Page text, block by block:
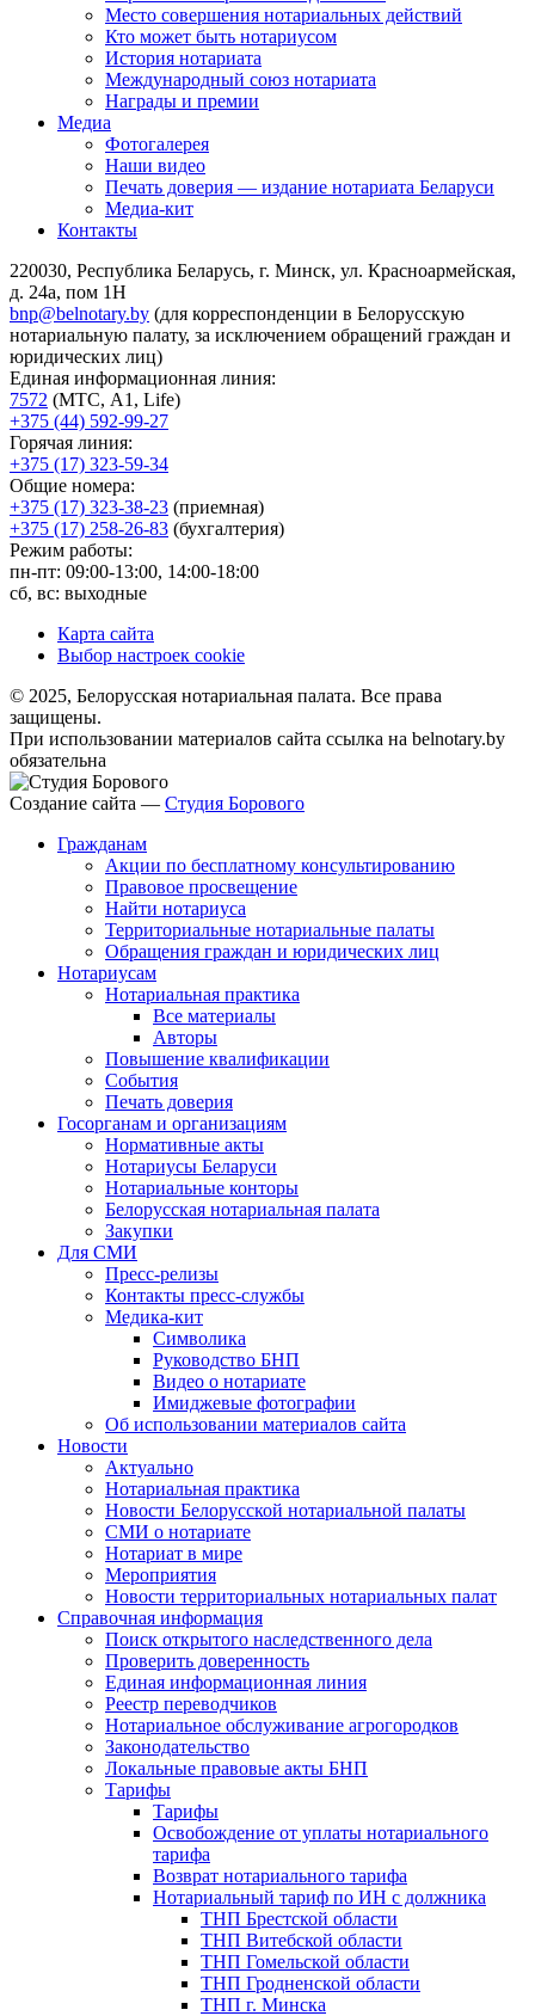
Место совершения нотариальных действий
Кто может быть нотариусом
История нотариата
Международный союз нотариата
Награды и премии
Медиа
Фотогалерея
Наши видео
Печать доверия — издание нотариата Беларуси
Медиа-кит
Контакты
220030, Республика Беларусь, г. Минск, ул. Красноармейская,
д. 24а, пом 1Н
bnp@belnotary.by (для корреспонденции в Белорусскую
нотариальную палату, за исключением обращений граждан и
юридических лиц)
Единая информационная линия:
7572 (МТС, A1, Life)
+375 (44) 592-99-27
Горячая линия:
+375 (17) 323-59-34
Общие номера:
+375 (17) 323-38-23 (приемная)
+375 (17) 258-26-83 (бухгалтерия)
Режим работы:
пн-пт: 09:00-13:00, 14:00-18:00
сб, вс: выходные
Карта сайта
Выбор настроек cookie
© 2025, Белорусская нотариальная палата. Все права
защищены.
При использовании материалов сайта ссылка на belnotary.by
обязательна
Создание сайта — Студия Борового
Гражданам
Акции по бесплатному консультированию
Правовое просвещение
Найти нотариуса
Территориальные нотариальные палаты
Обращения граждан и юридических лиц
Нотариусам
Нотариальная практика
Все материалы
Авторы
Повышение квалификации
События
Печать доверия
Госорганам и организациям
Нормативные акты
Нотариусы Беларуси
Нотариальные конторы
Белорусская нотариальная палата
Закупки
Для СМИ
Пресс-релизы
Контакты пресс-службы
Медика-кит
Символика
Руководство БНП
Видео о нотариате
Имиджевые фотографии
Об использовании материалов сайта
Новости
Актуально
Нотариальная практика
Новости Белорусской нотариальной палаты
СМИ о нотариате
Нотариат в мире
Мероприятия
Новости территориальных нотариальных палат
Справочная информация
Поиск открытого наследственного дела
Проверить доверенность
Единая информационная линия
Реестр переводчиков
Нотариальное обслуживание агрогородков
Законодательство
Локальные правовые акты БНП
Тарифы
Тарифы
Освобождение от уплаты нотариального
тарифа
Возврат нотариального тарифа
Нотариальный тариф по ИН с должника
ТНП Брестской области
ТНП Витебской области
ТНП Гомельской области
ТНП Гродненской области
ТНП г. Минска